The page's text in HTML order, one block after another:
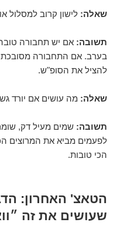
שאלה: לישון קרוב למסלול
תשובה: אם יש תחבורה
בערב. אם התחבורה מסובכת
להציל את הסופ"ש.
שאלה: מה עושים אם יורד
תשובה: שמים מעיל דק,
לפעמים מביא את המרוצים
הכי טובות.
הטאצ' האחרון:
שעושים את זה